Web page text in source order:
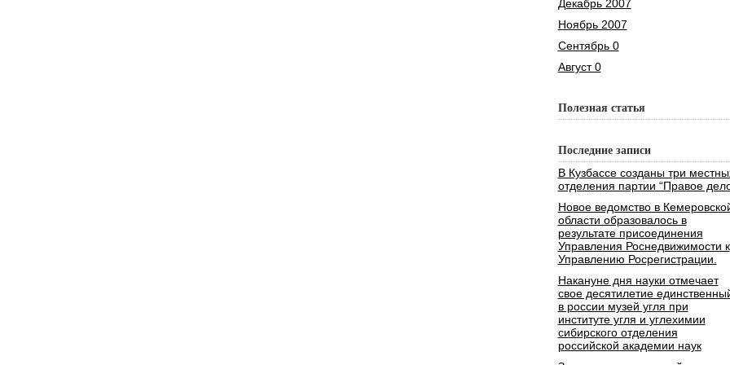
Декабрь 2007
Ноябрь 2007
Сентябрь 0
Август 0
Полезная статья
Последние записи
В Кузбассе созданы три
отделения партии “Правое
Новое ведомство в
области образовалось в
результате присоединения
Управления Роснедвижимости к
Управлению Росрегистрации.
Накануне дня науки отмечает
свое десятилетие
в россии музей угля при
институте угля и углехимии
сибирского отделения
российской академии наук